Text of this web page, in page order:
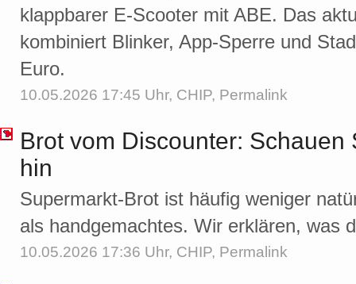
klappbarer E-Scooter mit ABE. Das
kombiniert Blinker, App-Sperre und
Euro.
10.05.2026 17:45 Uhr, CHIP, Permalink
Brot vom Discounter: Schauen
hin
Supermarkt-Brot ist häufig weniger
als handgemachtes. Wir erklären, was
10.05.2026 17:36 Uhr, CHIP, Permalink